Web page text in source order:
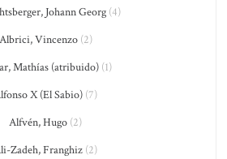
Johann Georg (4)
Albrici, Vincenzo(2)
Mathías (atribuido) (1)
X (El Sabio) (7)
Alfvén, Hugo (2)
Zadeh, Franghiz (2)